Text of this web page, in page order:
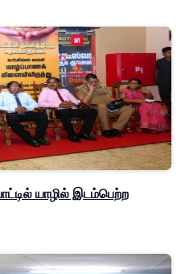
யாழில் இடம்பெற்ற